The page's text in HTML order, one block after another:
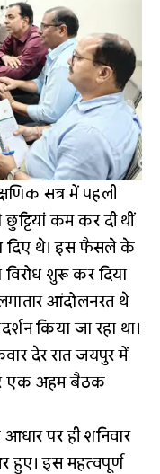
सत्र में पहली
कम कर दी थीं
दिए थे। इस फैसले के
शुरू कर दिया
आंदोलनरत थे
किया जा रहा था।
देर रात जयपुर में
एक अहम बैठक
पर ही शनिवार
हुए। इस महत्वपूर्ण